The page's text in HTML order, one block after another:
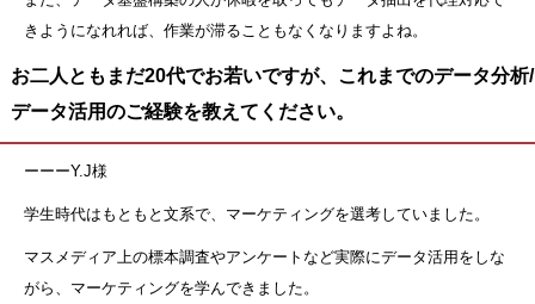
きようになれれば、作業が滞ることもなくなりますよね。
お二人ともまだ20代でお若いですが、これまでのデータ分析/
データ活用のご経験を教えてください。
ーーーY.J様
学生時代はもともと文系で、マーケティングを選考していました。
マスメディア上の標本調査やアンケートなど実際にデータ活用をしな
がら、マーケティングを学んできました。